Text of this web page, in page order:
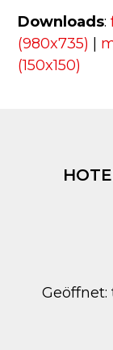
Downloads:
(980x735)
(150x150)
Geöffnet: